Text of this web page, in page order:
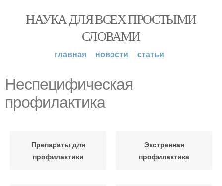
НАУКА ДЛЯ ВСЕХ ПРОСТЫМИ
СЛОВАМИ
главная новости статьи
Неспецифическая
профилактика
Препараты для
профилактики
Экстренная
профилактика